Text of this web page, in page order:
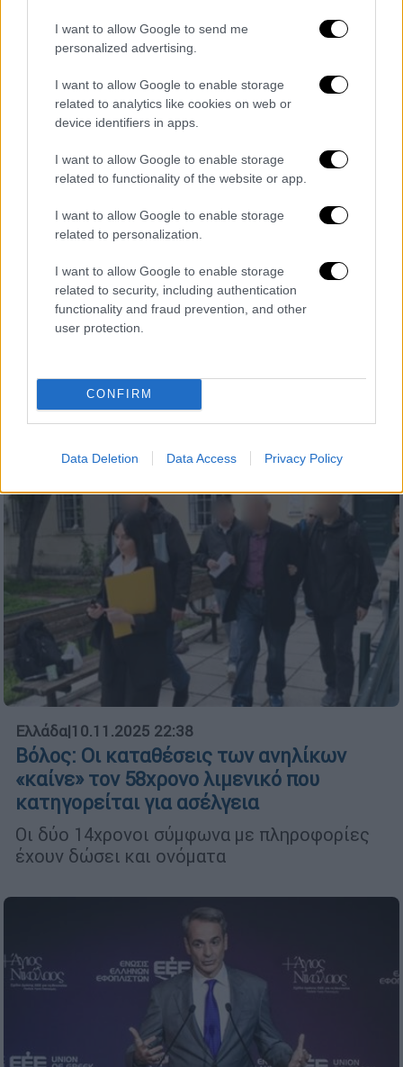
I want to allow Google to send me
personalized advertising.
I want to allow Google to enable storage
related to analytics like cookies on web or
device identifiers in apps.
I want to allow Google to enable storage
related to functionality of the website or app.
I want to allow Google to enable storage
related to personalization.
I want to allow Google to enable storage
related to security, including authentication
functionality and fraud prevention, and other
user protection.
CONFIRM
Data Deletion Data Access Privacy Policy
Ελλάδα|10.11.2025 22:52
Αγρότες - Αλεξανδρούπολη: Με τα
τρακτέρ σε «θέση μάχης» θα υποδεχτούν
τον Μητσοτάκη - «Να ματαιώσει την
άνοδό του»
Αγροτοκτηνοτρόφοι από όλη τη Θράκη
έχουν κατακλίσει το αεροδρόμιο
έκκληση στον πρωθυπουργό να ακυρώσει
την επίσκεψή του
Ελλάδα|10.11.2025 22:38
Βόλος: Οι καταθέσεις των ανηλίκων
«καίνε» τον 58χρονο λιμενικό που
κατηγορείται για ασέλγεια
Οι δύο 14χρονοι σύμφωνα με πληροφορίες
έχουν δώσει και ονόματα